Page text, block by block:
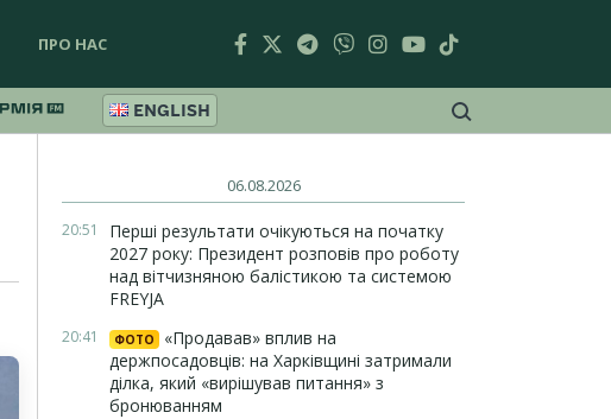
ПРО НАС
ENGLISH
06.08.2026
20:51
Перші результати очікуються на початку
2027 року: Президент розповів про роботу
над вітчизняною балістикою та системою
FREYJA
20:41 ФОТО
«Продавав» вплив на
держпосадовців: на Харківщині затримали
ділка, який «вирішував питання» з
бронюванням